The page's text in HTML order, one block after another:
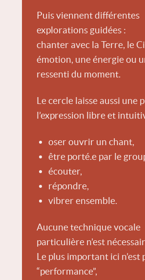
Puis viennent différentes
explorations guidées :
chanter avec la Terre, le
émotion, une énergie ou
ressenti du moment.
Le cercle laisse aussi une
l’expression libre et
oser ouvrir un chant,
être porté.e par le
écouter,
répondre,
vibrer ensemble.
Aucune technique vocale
particulière n’est
Le plus important ici n’est
“performance”,